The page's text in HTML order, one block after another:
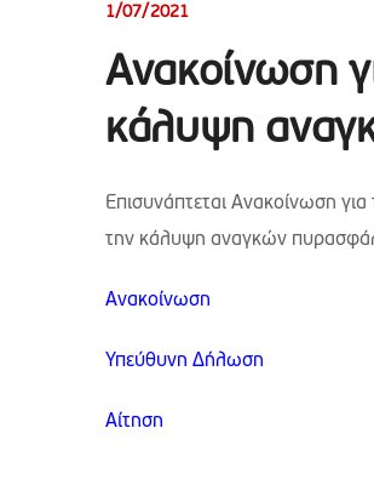
1/07/2021
Aνακοίνωση
κάλυψη
Eπισυνάπτεται Ανακοίνωση
την κάλυψη αναγκών
Ανακοίνωση
Υπεύθυνη Δήλωση
Αίτηση